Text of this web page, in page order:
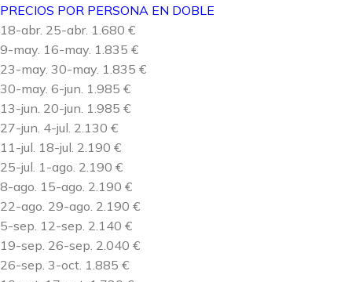
PRECIOS POR PERSONA EN DOBLE
18-abr. 25-abr. 1.680 €
9-may. 16-may. 1.835 €
23-may. 30-may. 1.835 €
30-may. 6-jun. 1.985 €
13-jun. 20-jun. 1.985 €
27-jun. 4-jul. 2.130 €
11-jul. 18-jul. 2.190 €
25-jul. 1-ago. 2.190 €
8-ago. 15-ago. 2.190 €
22-ago. 29-ago. 2.190 €
5-sep. 12-sep. 2.140 €
19-sep. 26-sep. 2.040 €
26-sep. 3-oct. 1.885 €